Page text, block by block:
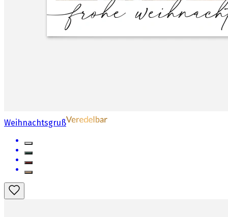
Weihnachtsgruß